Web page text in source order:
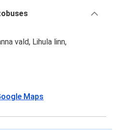
vald, Lihula linn,
Maps